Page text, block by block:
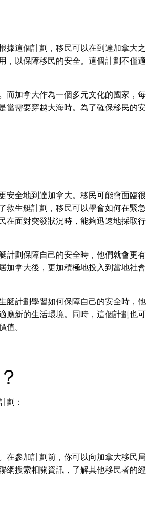
據這個計劃，移民可以在到達加拿大之
，以保障移民的安全。這個計劃不僅適
而加拿大作為一個多元文化的國家，每
當需要穿越大海時。為了確保移民的安
安全地到達加拿大。移民可能會面臨很
救生艇計劃，移民可以學會如何在緊急
在面對突發狀況時，能夠迅速地採取行
計劃保障自己的安全時，他們就會更有
加拿大後，更加積極地投入到當地社會
艇計劃學習如何保障自己的安全時，他
應新的生活環境。同時，這個計劃也可
值。
劃：
在參加計劃前，你可以向加拿大移民局
網搜索相關資訊，了解其他移民者的經